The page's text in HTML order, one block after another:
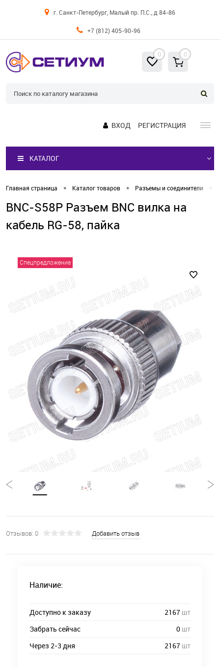
г. Санкт-Петербург, Малый пр. П.С., д 84-86
+7 (812) 405-90-96
0 0
ВХОД РЕГИСТРАЦИЯ
КАТАЛОГ
Главная страница • Каталог товаров • Разъемы и соединители
BNC-S58P Разъем BNC вилка на
кабель RG-58, пайка
Спецпредложение
Отзывов: 0 Добавить отзыв
Наличие:
Доступно к заказу 2167 шт
Забрать сейчас
0 шт
Через 2-3 дня
2167 шт